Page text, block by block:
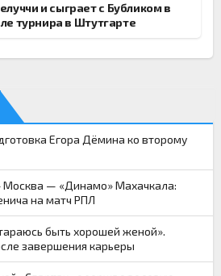
и сыграет с Бубликом в
турнира в Штутгарте
Егора Дёмина ко второму
Москва — «Динамо» Махачкала:
на матч РПЛ
быть хорошей женой».
завершения карьеры